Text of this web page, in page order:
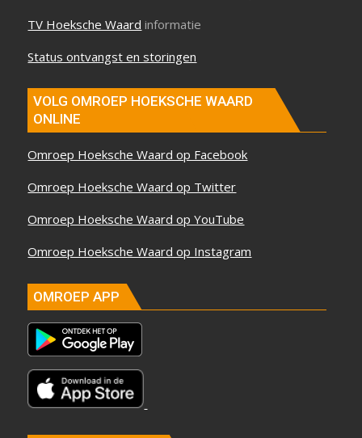
TV Hoeksche Waard informatie
Status ontvangst en storingen
VOLG OMROEP HOEKSCHE WAARD
ONLINE
Omroep Hoeksche Waard op Facebook
Omroep Hoeksche Waard op Twitter
Omroep Hoeksche Waard op YouTube
Omroep Hoeksche Waard op Instagram
OMROEP APP